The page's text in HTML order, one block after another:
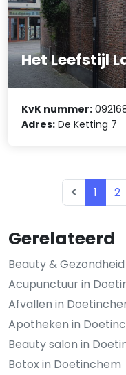
Gerelateerd
Beauty &
Acupunctuur in
Afvallen in
Apotheken in
Beauty salon in
Botox in Doetinchem
Het Leefstijl
KvK nummer:
Adres: De Ketting 7
1 2